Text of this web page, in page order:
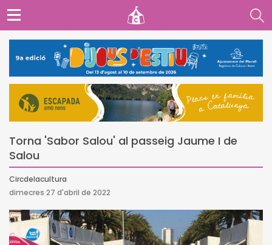
Torna 'Sabor Salou' al passeig Jaume I de
Salou
Circdelacultura
dimecres 27 d'abril de 2022